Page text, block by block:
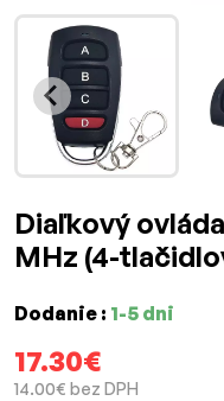
Diaľkový
MHz (4-
Dodanie : 1-5 dni
17.30€
14.00€ bez DPH